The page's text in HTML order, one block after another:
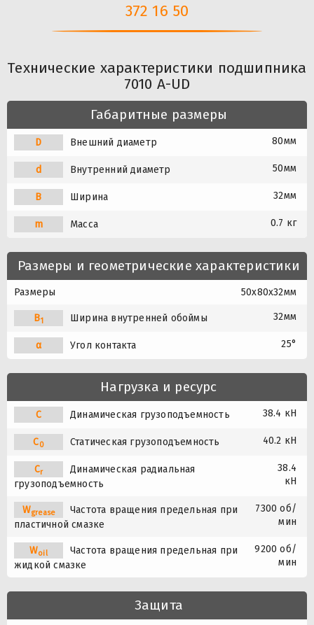
372 16 50
Технические характеристики подшипника
7010 A-UD
Габаритные размеры
D Внешний диаметр 80мм
d Внутренний диаметр 50мм
B Ширина 32мм
m Масса 0.7 кг
Размеры и геометрические характеристики
Размеры 50x80x32мм
B1 Ширина внутренней обоймы 32мм
α Угол контакта 25°
Нагрузка и ресурс
C Динамическая грузоподъемность 38.4 кН
C0 Статическая грузоподъемность 40.2 кН
Cr
Динамическая радиальная
грузоподъемность
38.4
кН
Wgrease
Частота вращения предельная при
пластичной смазке
7300 об/
мин
Woil
Частота вращения предельная при
жидкой смазке
9200 об/
мин
Защита